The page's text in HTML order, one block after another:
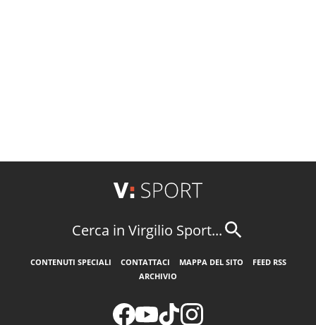
Cerca in Virgilio Sport...
CONTENUTI SPECIALI CONTATTACI MAPPA DEL SITO
FEED RSS
ARCHIVIO